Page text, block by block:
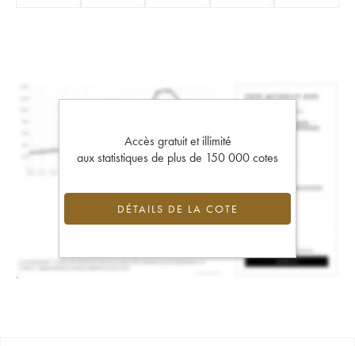
Accès gratuit et illimité
aux statistiques de plus de 150 000 cotes
DÉTAILS DE LA COTE